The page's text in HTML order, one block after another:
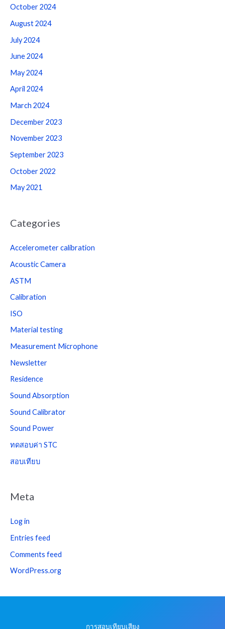
October 2024
August 2024
July 2024
June 2024
May 2024
April 2024
March 2024
December 2023
November 2023
September 2023
October 2022
May 2021
Categories
Accelerometer calibration
Acoustic Camera
ASTM
Calibration
ISO
Material testing
Measurement Microphone
Newsletter
Residence
Sound Absorption
Sound Calibrator
Sound Power
ทดสอบค่า STC
สอบเทียบ
Meta
Log in
Entries feed
Comments feed
WordPress.org
การสอบเทียบเสียง